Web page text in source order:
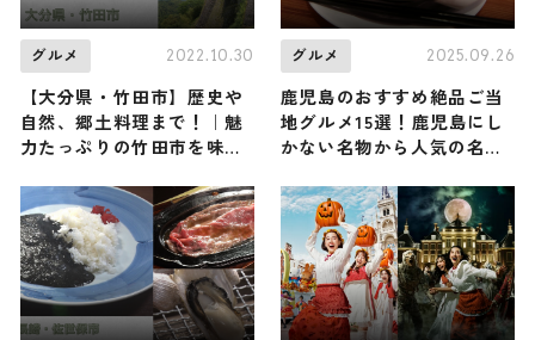
グルメ 2022.10.30
【大分県・竹田市】歴史や
自然、郷土料理まで！｜魅
力たっぷりの竹田市を味わ
6選
グルメ 2025.09.26
鹿児島のおすすめ絶品ご当
地グルメ15選！鹿児島にし
かない名物から人気の名店